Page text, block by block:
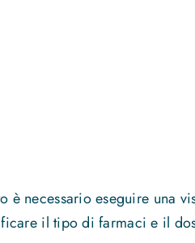
necessario eseguire una
il tipo di farmaci e il